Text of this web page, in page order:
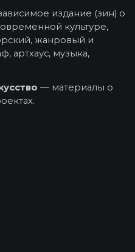
издание (зин) о
культуре,
жанровый и
артхаус, музыка,
— материалы о